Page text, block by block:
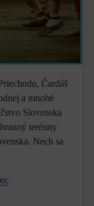
Čardáš
a mnohé
Slovenska
terénny
Nech sa